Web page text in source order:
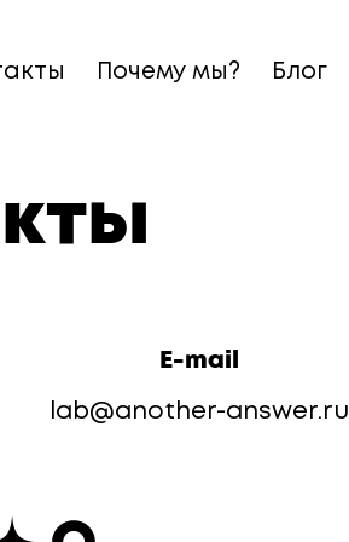
Почему мы? Блог
E-mail
lab@another-answer.ru​